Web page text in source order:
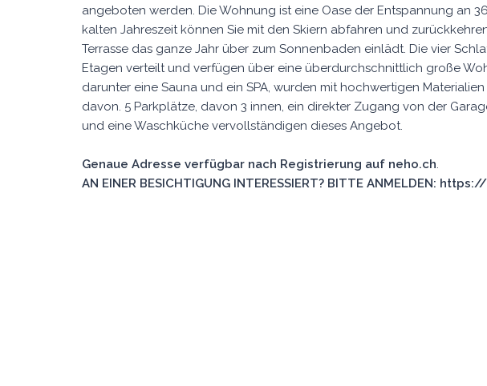
angeboten werden. Die Wohnung ist eine Oase der Entspannung an
kalten Jahreszeit können Sie mit den Skiern abfahren und
Terrasse das ganze Jahr über zum Sonnenbaden einlädt. Die vier
Etagen verteilt und verfügen über eine überdurchschnittlich große
darunter eine Sauna und ein SPA, wurden mit hochwertigen
davon. 5 Parkplätze, davon 3 innen, ein direkter Zugang von der
und eine Waschküche vervollständigen dieses Angebot.
Genaue Adresse verfügbar nach Registrierung auf neho.ch.
AN EINER BESICHTIGUNG INTERESSIERT? BITTE ANMELDEN: